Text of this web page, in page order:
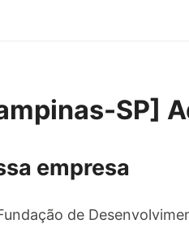
SP]
empresa
de